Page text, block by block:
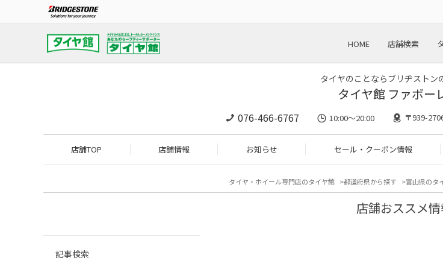
HOME 店舗検索
タイヤのことならブリヂストン
タイヤ館 ファボー
076-466-6767 10:00～20:00 〒939-
店舗TOP 店舗情報 お知らせ セール・クーポン情報
タイヤ・ホイール専門店のタイヤ館 都道府県から探す 富山県のタ
店舗おススメ
記事検索